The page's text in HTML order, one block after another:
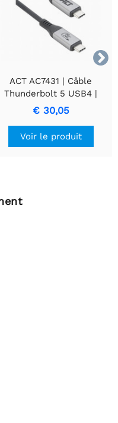

ACT AC7431 | Câble
Thunderbolt 5 USB4 |
USB-C vers USB-C | 1,5 m
| Certifié USB-IF | Noir
€ 30,05
Voir le produit